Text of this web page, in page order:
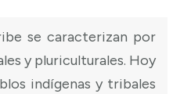
se caracterizan por
y pluriculturales. Hoy
indígenas y tribales